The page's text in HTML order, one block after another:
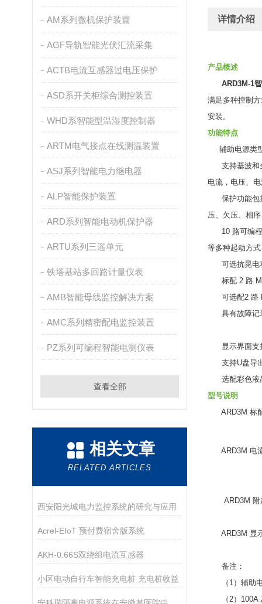
AM系列微机保护装置
AGF导轨智能光伏汇流采集
ACTB电流互感器过电压保护
ASD系开关柜综合测控装置
WHD系智能型温湿度控制器
ARTM电气接点在线测温装置
ASJ系列智能电力继电器
ALP智能保护装置
ARD系列智能电动机保护器
ARTU系列三遥单元
铁塔基站多回路计量仪表
AMB智能母线监控解决方案
AMC系列精密配电监控装置
PZ系列可编程智能电测仪表
查看全部
相关文章
RELATED ARTICLES
西安阳光城电力监控系统的研究与应用
Acrel-EIoT 预付费宿舍版系统
AKH-0.66S双绕组电流互感器
小区电动自行车智能充电桩 充电桩收益
详情介绍
产品概述
ARD3M-1
满足多种控制
安装。
功能特点
辅助电源类
支持基波和全
电流，电压、
保护功能包括
压、欠压、相
10 路可编程
等多种起动方
可选抗晃电
标配 2 路
可选配2 路
具有故障记录
显示界面
支持U盘导
选配彩色液晶
型号说明
ARD3M 标配
ARD3M 电流
ARD3M 附
ARD3M 显
备注：
（1）辅助电
（2）100A